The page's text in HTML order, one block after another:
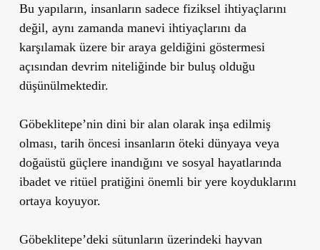
Bu yapıların, insanların sadece fiziksel ihtiyaçlarını
değil, aynı zamanda manevi ihtiyaçlarını da
karşılamak üzere bir araya geldiğini göstermesi
açısından devrim niteliğinde bir buluş olduğu
düşünülmektedir.
Göbeklitepe’nin dini bir alan olarak inşa edilmiş
olması, tarih öncesi insanların öteki dünyaya veya
doğaüstü güçlere inandığını ve sosyal hayatlarında
ibadet ve ritüel pratiğini önemli bir yere koyduklarını
ortaya koyuyor.
Göbeklitepe’deki sütunların üzerindeki hayvan